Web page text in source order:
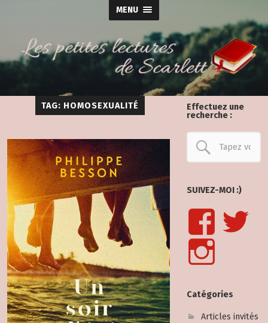
MENU
Effectuez une
recherche :
SUIVEZ-MOI :)
Catégories
Articles invités
TAG: HOMOSEXUALITÉ